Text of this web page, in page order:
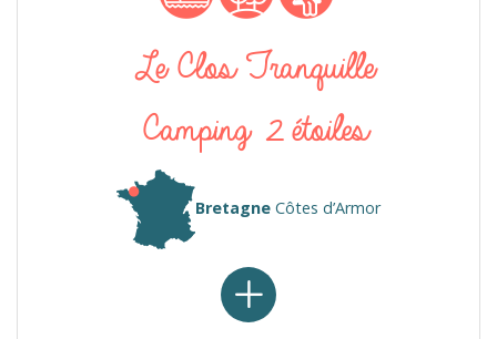
Le Clos Tranquille
Camping 2 étoiles
Bretagne Côtes d’Armor